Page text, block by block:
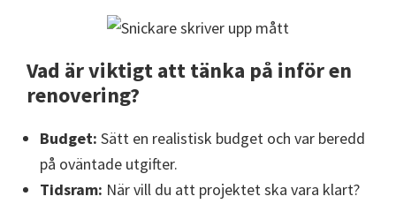
Vad är viktigt att tänka på inför en
renovering?
Budget: Sätt en realistisk budget och var beredd
på oväntade utgifter.
Tidsram: När vill du att projektet ska vara klart?